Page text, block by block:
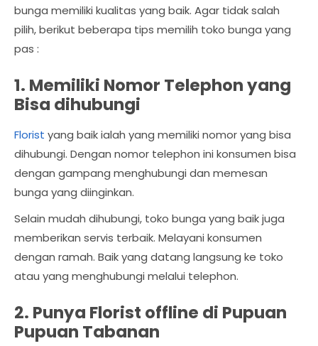
bunga memiliki kualitas yang baik. Agar tidak salah
pilih, berikut beberapa tips memilih toko bunga yang
pas :
1. Memiliki Nomor Telephon yang
Bisa dihubungi
Florist yang baik ialah yang memiliki nomor yang bisa
dihubungi. Dengan nomor telephon ini konsumen bisa
dengan gampang menghubungi dan memesan
bunga yang diinginkan.
Selain mudah dihubungi, toko bunga yang baik juga
memberikan servis terbaik. Melayani konsumen
dengan ramah. Baik yang datang langsung ke toko
atau yang menghubungi melalui telephon.
2. Punya Florist offline di Pupuan
Pupuan Tabanan